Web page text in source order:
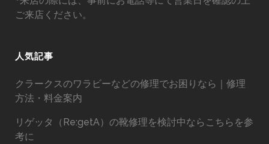
ご来店ください。
人気記事
クラークスのワラビーなどの修理でお困りなら｜修理
方法・料金案内
リゲッタ（Re:getA）の靴修理を検討中ならこちらを参
考に